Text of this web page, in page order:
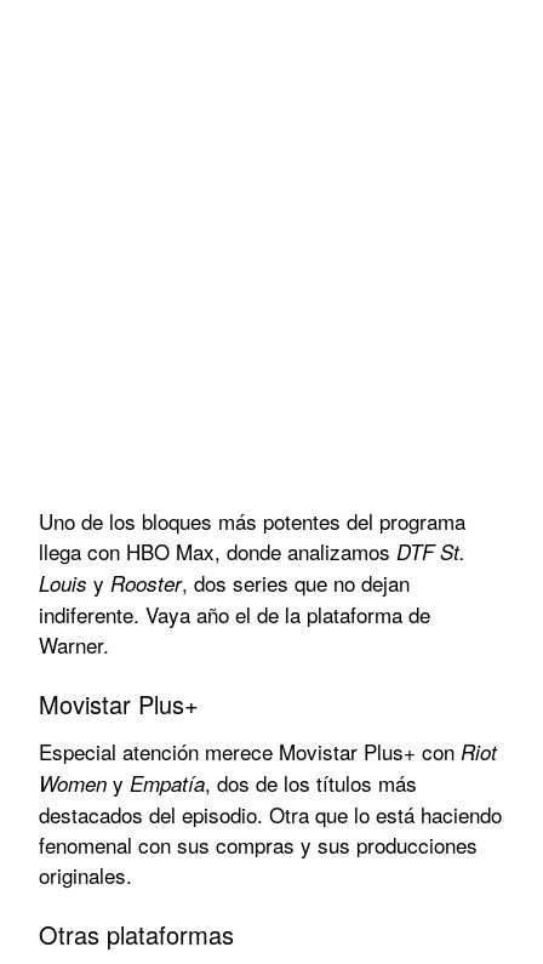
Uno de los bloques más potentes del programa
llega con HBO Max, donde analizamos DTF St.
Louis y Rooster, dos series que no dejan
indiferente. Vaya año el de la plataforma de
Warner.
Movistar Plus+
Especial atención merece Movistar Plus+ con Riot
Women y Empatía, dos de los títulos más
destacados del episodio. Otra que lo está haciendo
fenomenal con sus compras y sus producciones
originales.
Otras plataformas